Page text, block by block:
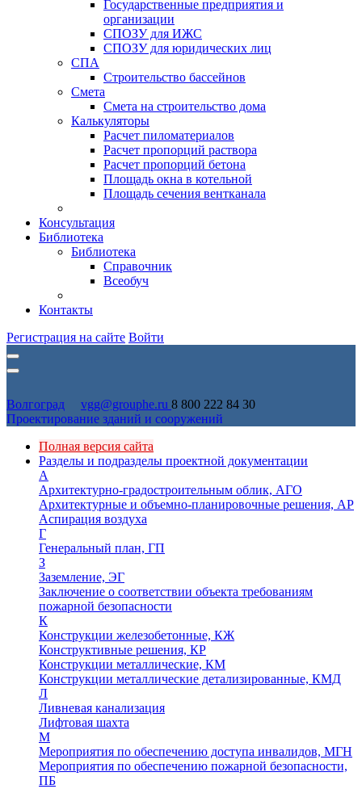
Государственные предприятия и
организации
СПОЗУ для ИЖС
СПОЗУ для юридических лиц
СПА
Строительство бассейнов
Смета
Смета на строительство дома
Калькуляторы
Расчет пиломатериалов
Расчет пропорций раствора
Расчет пропорций бетона
Площадь окна в котельной
Площадь сечения вентканала
Консультация
Библиотека
Библиотека
Справочник
Всеобуч
Контакты
Регистрация на сайте Войти
Волгоград vgg@grouphe.ru 8 800 222 84 30
Проектирование зданий и сооружений
Полная версия сайта
Разделы и подразделы проектной документации
А
Архитектурно-градостроительным облик, АГО
Архитектурные и объемно-планировочные решения, АР
Аспирация воздуха
Г
Генеральный план, ГП
З
Заземление, ЭГ
Заключение о соответствии объекта требованиям
пожарной безопасности
К
Конструкции железобетонные, КЖ
Конструктивные решения, КР
Конструкции металлические, КМ
Конструкции металлические детализированные, КМД
Л
Ливневая канализация
Лифтовая шахта
М
Мероприятия по обеспечению доступа инвалидов, МГН
Мероприятия по обеспечению пожарной безопасности,
ПБ